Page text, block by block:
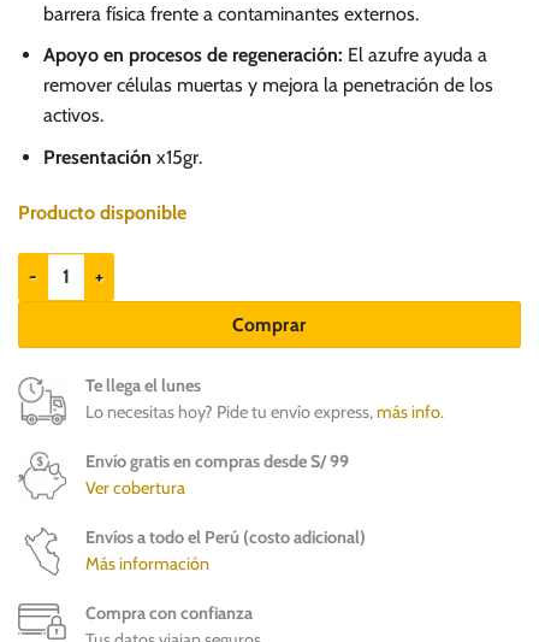
barrera física frente a contaminantes externos.
Apoyo en procesos de regeneración: El azufre ayuda a
remover células muertas y mejora la penetración de los
activos.
Presentación x15gr.
Producto disponible
Mixantip Plus 15gr - Crema para perros y gatos cantidad
Comprar
Te llega el lunes
Lo necesitas hoy? Pide tu envío express,más info.
Envío gratis en compras desde S/ 99
Ver cobertura
Envíos a todo el Perú (costo adicional)
Más información
Compra con confianza